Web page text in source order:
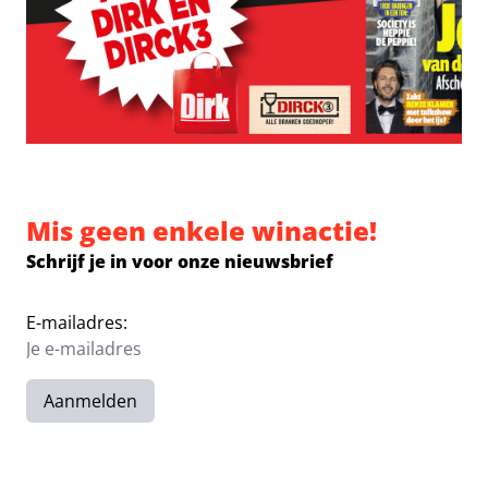
Mis geen enkele winactie!
Schrijf je in voor onze nieuwsbrief
E-mailadres:
Aanmelden